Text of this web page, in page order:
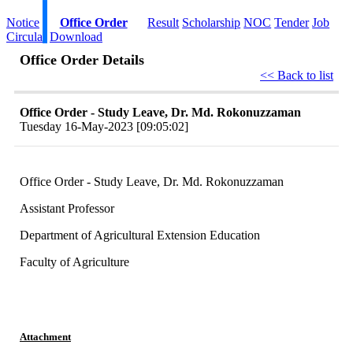
Notice Office Order Result Scholarship NOC Tender Job
Circular Download
Office Order Details
<< Back to list
Office Order - Study Leave, Dr. Md. Rokonuzzaman
Tuesday 16-May-2023 [09:05:02]
Office Order - Study Leave, Dr. Md. Rokonuzzaman
Assistant Professor
Department of Agricultural Extension Education
Faculty of Agriculture
Attachment